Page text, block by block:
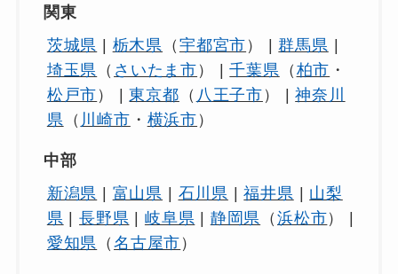
関東
茨城県
栃木県 （ 宇都宮市 ） |群馬県
埼玉県 （ さいたま市 ） |千葉県 （ 柏市 ・
松戸市 ） |東京都 （ 八王子市 ） |神奈川
県 （ 川崎市 ・ 横浜市 ）
中部
新潟県
富山県 石川県 |福井県
山梨
県 |長野県 岐阜県 静岡県 （ 浜松市） |
愛知県 （名古屋市 ）